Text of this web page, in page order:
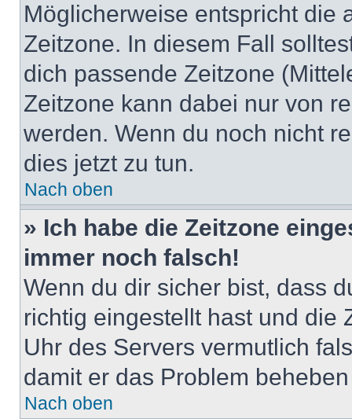
Möglicherweise entspricht die
Zeitzone. In diesem Fall
dich passende Zeitzone
Zeitzone kann dabei nur von
werden. Wenn du noch nicht
dies jetzt zu tun.
Nach oben
» Ich habe die Zeitzone
immer noch falsch!
Wenn du dir sicher bist, dass
richtig eingestellt hast und die
Uhr des Servers vermutlich
damit er das Problem
Nach oben